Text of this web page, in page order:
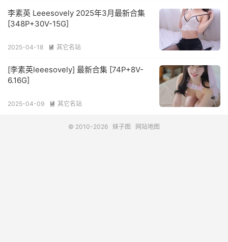
李素英 Leeesovely 2025年3月最新合集
[348P+30V-15G]
2025-04-18  其它名站
[李素英leeesovely] 最新合集 [74P+8V-
6.16G]
2025-04-09  其它名站
© 2010-2026 妹子图 网站地图